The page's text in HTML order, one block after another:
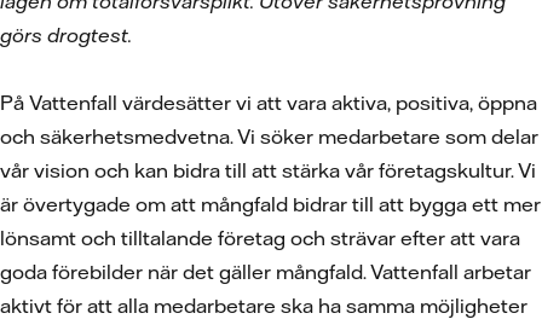
görs drogtest.
På Vattenfall värdesätter vi att vara aktiva, positiva, öppna
och säkerhetsmedvetna. Vi söker medarbetare som delar
vår vision och kan bidra till att stärka vår företagskultur. Vi
är övertygade om att mångfald bidrar till att bygga ett mer
lönsamt och tilltalande företag och strävar efter att vara
goda förebilder när det gäller mångfald. Vattenfall arbetar
aktivt för att alla medarbetare ska ha samma möjligheter